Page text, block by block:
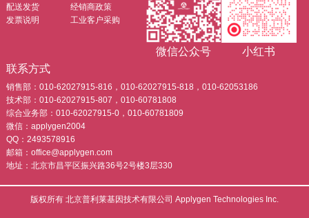
配送发货
发票说明
经销商政策
工业客户采购
微信公众号
小红书
联系方式
销售部：010-62027915-816，010-62027915-818，010-62053186
技术部：010-62027915-807，010-60781808
综合业务部：010-62027915-0，010-60781809
微信：applygen2004
QQ：2493578916
邮箱：office@applygen.com
地址：北京市昌平区振兴路36号2号楼3层330
版权所有 北京普利莱基因技术有限公司 Applygen Technologies Inc.